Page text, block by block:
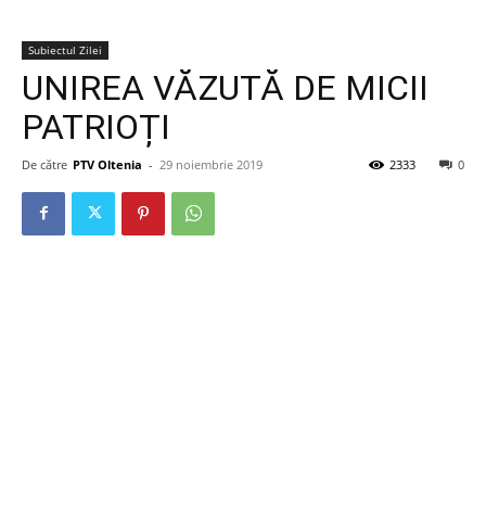
Subiectul Zilei
UNIREA VĂZUTĂ DE MICII
PATRIOȚI
De către PTV Oltenia - 29 noiembrie 2019 0
2333